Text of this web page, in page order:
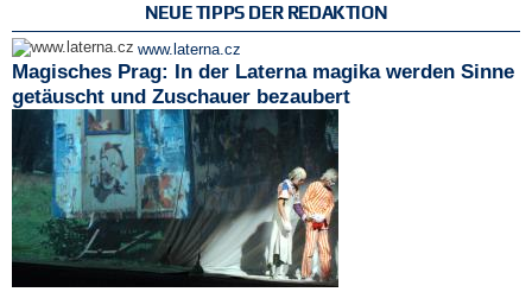
NEUE TIPPS DER REDAKTION
www.laterna.cz
Magisches Prag: In der Laterna magika werden Sinne
getäuscht und Zuschauer bezaubert